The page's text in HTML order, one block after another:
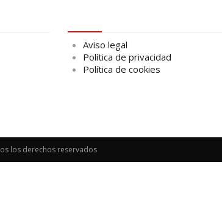
Aviso legal
Política de privacidad
Política de cookies
los derechos reservados